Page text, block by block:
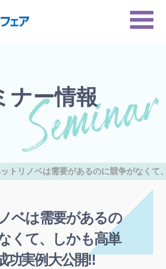
ナー情報
トリノベは需要があるのに競争がなくて
ベは需要があるの
くて、しかも高単
功実例大公開‼